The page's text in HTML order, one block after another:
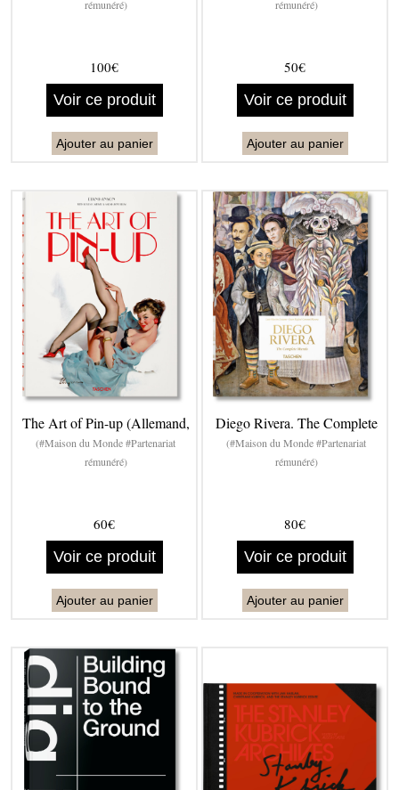
rémunéré)
100€
Voir ce produit
Ajouter au panier
rémunéré)
50€
Voir ce produit
Ajouter au panier
The Art of Pin-up (Allemand,
(#Maison du Monde #Partenariat
rémunéré)
60€
Voir ce produit
Ajouter au panier
Diego Rivera. The Complete
(#Maison du Monde #Partenariat
rémunéré)
80€
Voir ce produit
Ajouter au panier